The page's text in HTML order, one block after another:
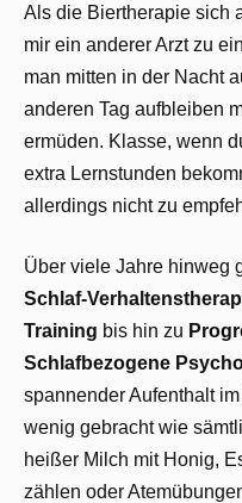
Als die Biertherapie sich
mir ein anderer Arzt zu
man mitten in der Nacht
anderen Tag aufbleiben
ermüden. Klasse, wenn
extra Lernstunden
allerdings nicht zu
Über viele Jahre hinweg
Schlaf-
Training bis hin zu
Schlafbezogene
spannender Aufenthalt im
wenig gebracht wie
heißer Milch mit Honig,
zählen oder